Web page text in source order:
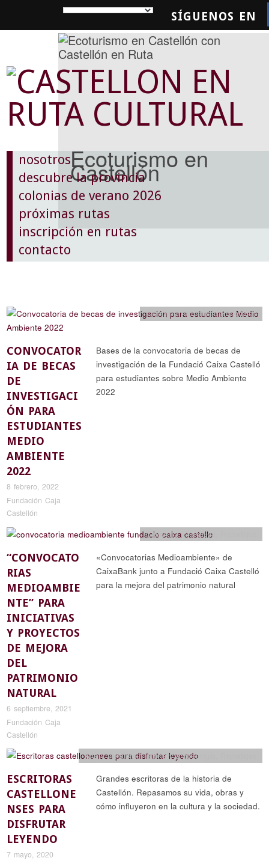
SÍGUENOS EN
Ecoturismo en
Castellón
nosotros
descubre la provincia
colonias de verano 2026
próximas rutas
inscripción en rutas
contacto
CONVOCATOR
IA DE BECAS
DE
INVESTIGACI
ÓN PARA
ESTUDIANTES
MEDIO
AMBIENTE
2022
8 febrero, 2022
Fundación Caja
Castellón
Ciencia y naturaleza,Reportajes
Bases de la convocatoria de becas de
investigación de la Fundació Caixa Castelló
para estudiantes sobre Medio Ambiente
2022
“CONVOCATO
RIAS
MEDIOAMBIE
NTE” PARA
INICIATIVAS
Y PROYECTOS
DE MEJORA
DEL
PATRIMONIO
NATURAL
6 septiembre, 2021
Fundación Caja
Castellón
Ciencia y naturaleza
«Convocatorias Medioambiente» de
CaixaBank junto a Fundació Caixa Castelló
para la mejora del patrimonio natural
ESCRITORAS
CASTELLONE
NSES PARA
DISFRUTAR
LEYENDO
7 mayo, 2020
Arte y literatura,Historia y arqueología
Grandes escritoras de la historia de
Castellón. Repasamos su vida, obras y
cómo influyeron en la cultura y la sociedad.